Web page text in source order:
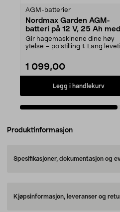
AGM-batterier
Nordmax Garden AGM-
batteri på 12 V, 25 Ah med
polstilling 1
Gir hagemaskinene dine høy
ytelse – polstilling 1. Lang
1 099,00
Legg i handlekurv
Produktinformasjon
Spesifikasjoner, dokumentasjon og
Kjøpsinformasjon, leveranser og